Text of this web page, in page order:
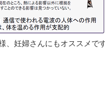
、妊婦さんにもオススメで